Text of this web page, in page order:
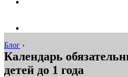
Блог ›
Календарь
детей до 1 года